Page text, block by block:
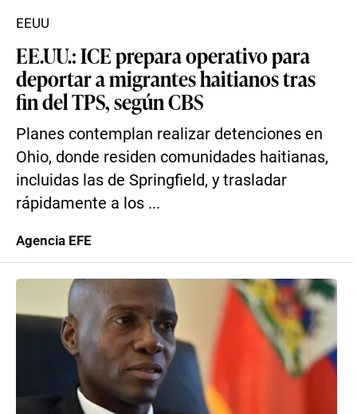
EE.UU.: ICE prepara operativo para
deportar a migrantes haitianos tras
fin del TPS, según CBS
Planes contemplan realizar detenciones en
Ohio, donde residen comunidades haitianas,
incluidas las de Springfield, y trasladar
rápidamente a los ...
EEUU
Agencia EFE